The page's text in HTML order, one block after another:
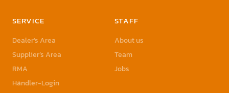
SERVICE
Dealer’s Area
Supplier’s Area
RMA
Händler-Login
STAFF
About us
Team
Jobs